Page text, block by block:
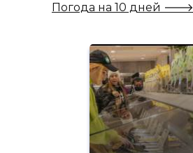
Погода на 10 дней 🡒